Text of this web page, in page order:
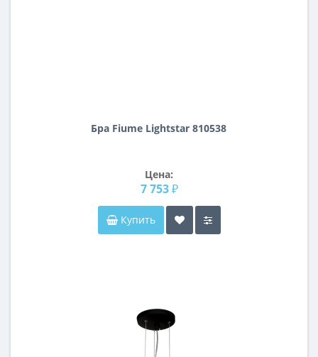
Бра Fiume Lightstar 810538
Цена:
7 753 ₽
Купить